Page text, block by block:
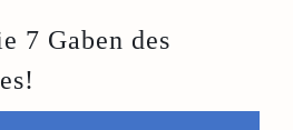
7 Gaben des